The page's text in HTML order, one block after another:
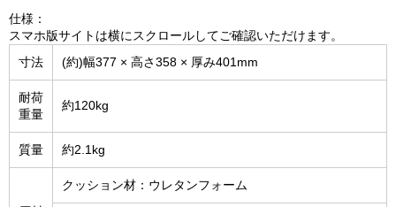
仕様：
スマホ版サイトは横にスクロールしてご確認いただけます。
寸法
(約)幅377 × 高さ358 × 厚み401mm
耐荷
重量
約120kg
質量 約2.1kg
クッション材：ウレタンフォーム